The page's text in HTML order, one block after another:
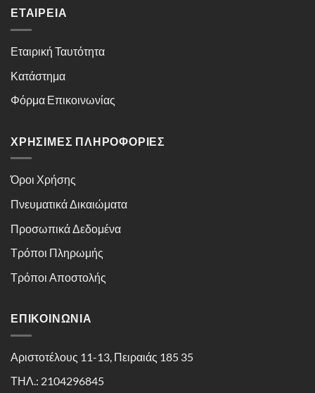
ΕΤΑΙΡΕΊΑ
Εταιρική Ταυτότητα
Κατάστημα
Φόρμα Επικοινωνίας
ΧΡΉΣΙΜΕΣ ΠΛΗΡΟΦΟΡΊΕΣ
Όροι Χρήσης
Πνευματικά Δικαιώματα
Προσωπικά Δεδομένα
Τρόποι Πληρωμής
Τρόποι Αποστολής
ΕΠΙΚΟΙΝΩΝΊΑ
Αριστοτέλους 11-13, Πειραιάς 185 35
ΤΗΛ.: 2104296845